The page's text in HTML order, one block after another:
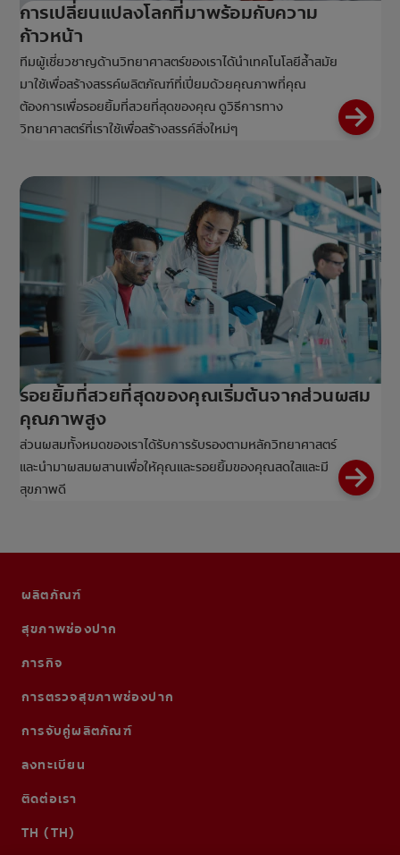
การเปลี่ยนแปลงโลกที่มาพร้อมกับความ
ก้าวหน้า
ทีมผู้เชี่ยวชาญด้านวิทยาศาสตร์ของเราได้นำเทคโนโลยีล้ำสมัย
มาใช้เพื่อสร้างสรรค์ผลิตภัณฑ์ที่เปี่ยมด้วยคุณภาพที่คุณ
ต้องการเพื่อรอยยิ้มที่สวยที่สุดของคุณ ดูวิธีการทาง
วิทยาศาสตร์ที่เราใช้เพื่อสร้างสรรค์สิ่งใหม่ๆ
รอยยิ้มที่สวยที่สุดของคุณเริ่มต้นจากส่วนผสม
คุณภาพสูง
ส่วนผสมทั้งหมดของเราได้รับการรับรองตามหลักวิทยาศาสตร์
และนำมาผสมผสานเพื่อให้คุณและรอยยิ้มของคุณสดใสและมี
สุขภาพดี
ผลิตภัณฑ์
สุขภาพช่องปาก
ภารกิจ
การตรวจสุขภาพช่องปาก
การจับคู่ผลิตภัณฑ์
ลงทะเบียน
ติดต่อเรา
TH (TH)